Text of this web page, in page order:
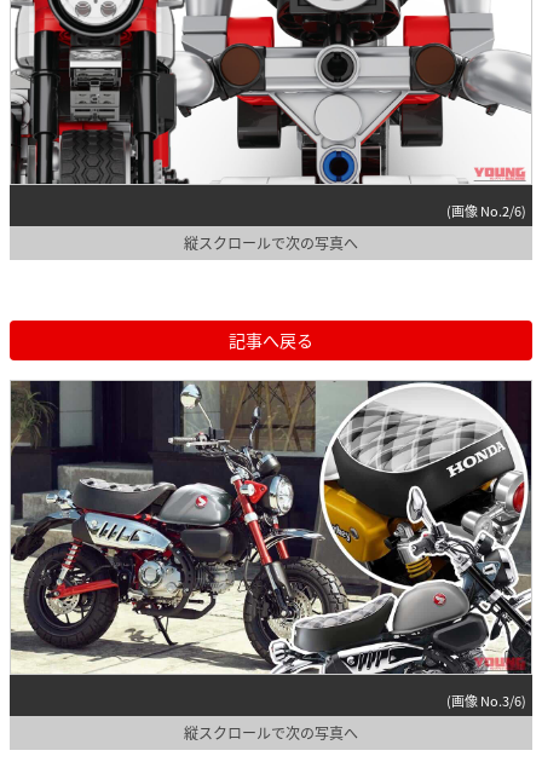
(画像 No.2/6)
縦スクロールで次の写真へ
記事へ戻る
(画像 No.3/6)
縦スクロールで次の写真へ